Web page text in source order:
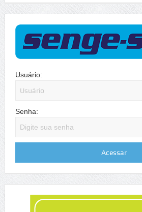
Usuário:
Senha: